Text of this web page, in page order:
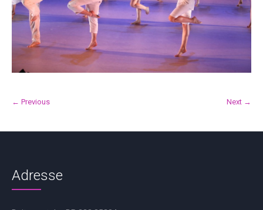
← Previous Next →
Adresse